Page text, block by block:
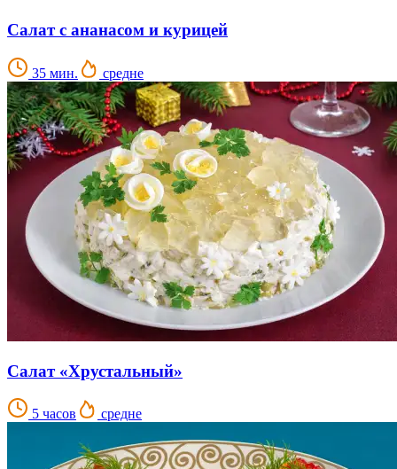
Салат с ананасом и курицей
35 мин. средне
Салат «Хрустальный»
5 часов средне